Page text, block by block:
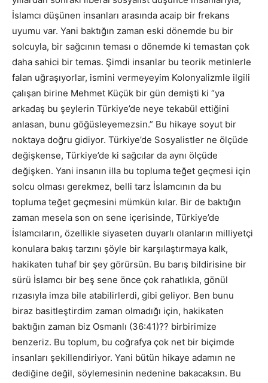
İslamcı düşünen insanları arasında acaip bir frekans
uyumu var. Yani baktığın zaman eski dönemde bu bir
solcuyla, bir sağcının teması o dönemde ki temastan çok
daha sahici bir temas. Şimdi insanlar bu teorik metinlerle
falan uğraşıyorlar, ismini vermeyeyim Kolonyalizmle ilgili
çalışan birine Mehmet Küçük bir gün demişti ki “ya
arkadaş bu şeylerin Türkiye’de neye tekabül ettiğini
anlasan, bunu göğüsleyemezsin.” Bu hikaye soyut bir
noktaya doğru gidiyor. Türkiye’de Sosyalistler ne ölçüde
değişkense, Türkiye’de ki sağcılar da aynı ölçüde
değişken. Yani insanın illa bu topluma teğet geçmesi için
solcu olması gerekmez, belli tarz İslamcının da bu
topluma teğet geçmesini mümkün kılar. Bir de baktığın
zaman mesela son on sene içerisinde, Türkiye’de
İslamcıların, özellikle siyaseten duyarlı olanların milliyetçi
konulara bakış tarzını şöyle bir karşılaştırmaya kalk,
hakikaten tuhaf bir şey görürsün. Bu barış bildirisine bir
sürü İslamcı bir beş sene önce çok rahatlıkla, gönül
rızasıyla imza bile atabilirlerdi, gibi geliyor. Ben bunu
biraz basitleştirdim zaman olmadığı için, hakikaten
baktığın zaman biz Osmanlı (36:41)?? birbirimize
benzeriz. Bu toplum, bu coğrafya çok net bir biçimde
insanları şekillendiriyor. Yani bütün hikaye adamın ne
dediğine değil, söylemesinin nedenine bakacaksın. Bu